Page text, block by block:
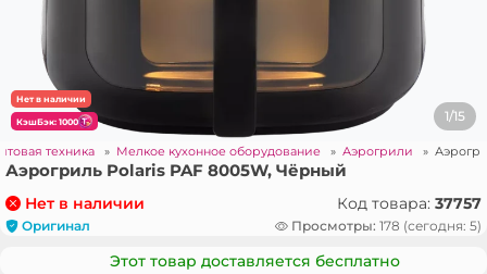
Нет в наличии
КэшБэк: 1000 1/15
техника » Мелкое кухонное оборудование » Аэрогрили »
Аэрогриль Polaris PAF 8005W, Чёрный
Нет в наличии Код товара: 37757
Оригинал Просмотры: 178 (сегодня: 5)
Этот товар доставляется бесплатно